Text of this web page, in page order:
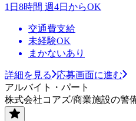
1日8時間 週4日からOK
交通費支給
未経験OK
まかないあり
詳細を見る
応募画面に進む
アルバイト・パート
株式会社コアズ/商業施設の警